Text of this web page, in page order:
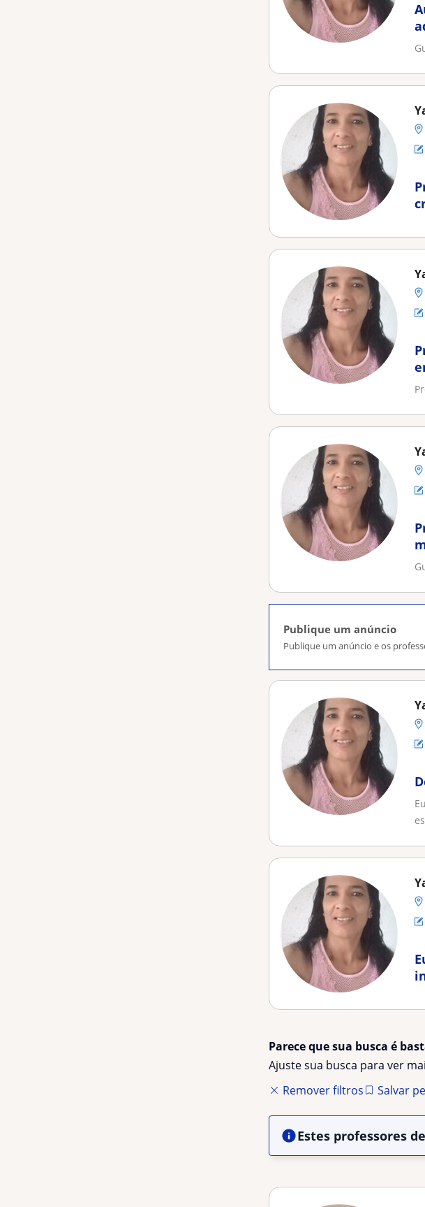
Publique um anúncio
Publique um anúncio e os
Parece que sua busca é
Ajuste sua busca para ver
Remover filtros
Salvar
Estes professores